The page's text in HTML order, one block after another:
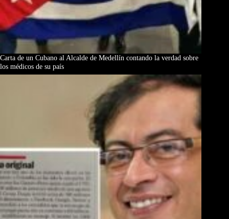
Carta de un Cubano al Alcalde de Medellín contando la verdad sobre
los médicos de su país